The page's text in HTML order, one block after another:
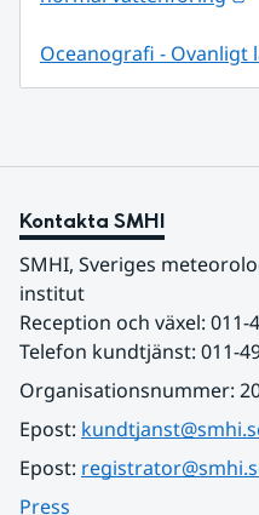
Oceanografi - Ovanligt
Kontakta SMHI
SMHI, Sveriges
institut
Reception och växel: 011-
Telefon kundtjänst: 011-
Organisationsnummer:
Epost:
Epost:
Press